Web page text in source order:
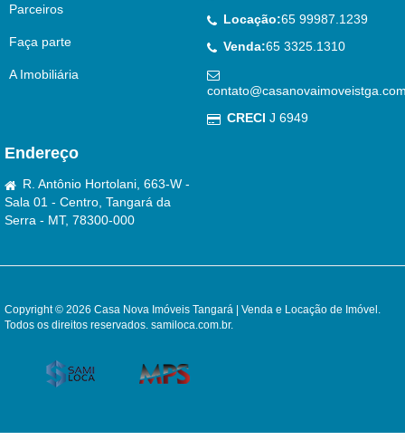
Parceiros
Faça parte
A Imobiliária
Locação:65 99987.1239
Venda:65 3325.1310
CRECI J 6949
Endereço
R. Antônio Hortolani, 663-W -
Sala 01 - Centro, Tangará da
Serra - MT, 78300-000
Copyright © 2026 Casa Nova Imóveis Tangará | Venda e Locação de Imóvel.
Todos os direitos reservados. samiloca.com.br.